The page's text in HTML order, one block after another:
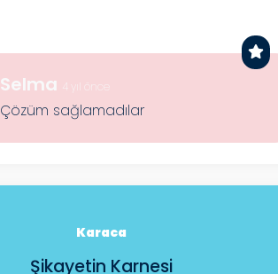
Selma 4 yıl önce
Çözüm sağlamadılar
Karaca
Şikayetin Karnesi